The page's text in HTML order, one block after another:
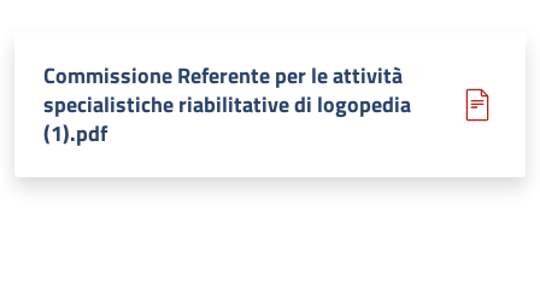
Commissione Referente per le attività
specialistiche riabilitative di logopedia
(1).pdf